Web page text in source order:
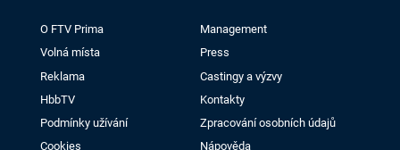
O FTV Prima
Management
Volná místa
Press
Reklama
Castingy a výzvy
HbbTV
Kontakty
Podmínky užívání
Zpracování osobních údajů
Cookies
Nápověda